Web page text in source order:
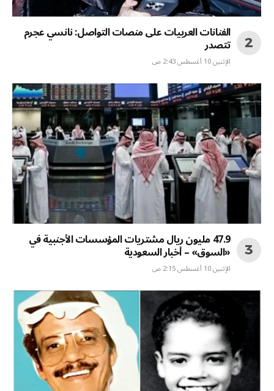
الفنانات العربيات على منصات التواصل: نانسي عجرم
تتصدر
الإثنين 10 أغسطس 2:43 ص
47.9 مليون ريال مشتريات المؤسسات الأجنبية في
«السوق» – أخبار السعودية
الإثنين 10 أغسطس 2:15 ص